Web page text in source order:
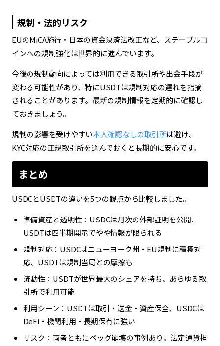
規制・法的リスク
EUのMiCA施行・日本の資金決済法改正など、ステーブルコ
インへの規制強化は世界的に進んでいます。
今後の規制動向によっては利用できる取引所や出金手段が
変わる可能性があり、特にUSDTは規制対応の遅れを指摘
されることがあります。最新の規制情報を定期的に確認し
ておきましょう。
規制の影響を受けやすい本人確認なしの取引所は避け、
KYC対応の正規取引所を選んでおくと長期的に安心です。
まとめ
USDCとUSDTの違いを5つの観点から比較しました。
準備資産と透明性：USDCは月次の外部証明を公開、
USDTは四半期開示でやや情報が限られる
規制対応：USDCはニューヨーク州・EU規制に積極対
応、USDTは規制当局との摩擦も
流動性：USDTが世界最大のシェアを持ち、あらゆる取
引所で利用可能
利用シーン：USDTは取引・送金・資産保全、USDCは
DeFi・機関利用・長期保有に強い
リスク：両者ともにペッグ崩壊の事例あり。法定通貨担